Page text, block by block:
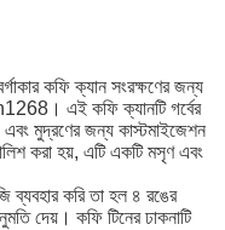
কফি ক্যান সংরক্ষণের জন্য
এই কফি ক্যানটি গর্বের
এবং মুদ্রণের জন্য কাস্টমাইজেশন
করা হয়, এটি একটি মসৃণ এবং
ব্যবহার করি তা হল ৪ রঙের
দেয়। কফি টিনের ঢাকনাটি